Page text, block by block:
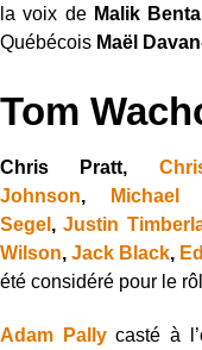
la voix de Malik
Québécois Maël
Tom
Chris Pratt,
Johnson,
Segel , Justin
Wilson,Jack Black,
été considéré pour le
Adam Pallycasté à